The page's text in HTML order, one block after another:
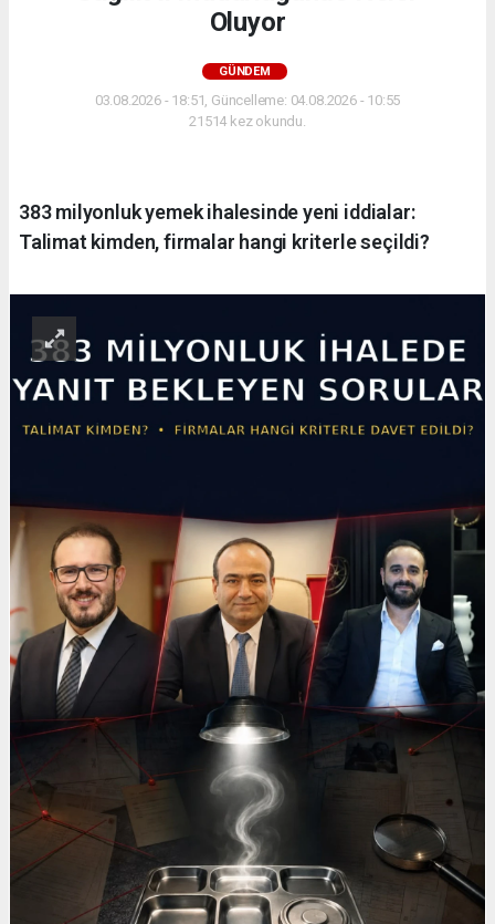
Oluyor
GÜNDEM
03.08.2026 - 18:51, Güncelleme: 04.08.2026 - 10:55
21514 kez okundu.
383 milyonluk yemek ihalesinde yeni iddialar:
Talimat kimden, firmalar hangi kriterle seçildi?